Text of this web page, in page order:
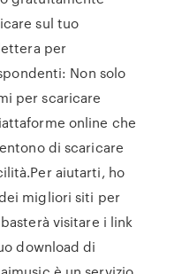
sul tuo
per
Non solo
per scaricare
online che
di scaricare
aiutarti, ho
migliori siti per
visitare i link
download di